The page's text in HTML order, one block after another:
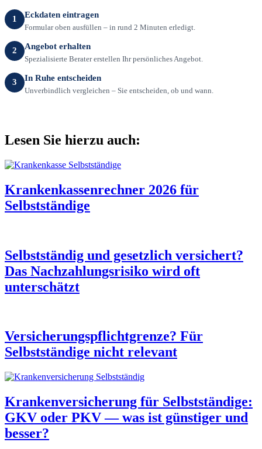
1 Eckdaten eintragen
Formular oben ausfüllen – in rund 2 Minuten erledigt.
2 Angebot erhalten
Spezialisierte Berater erstellen Ihr persönliches Angebot.
3 In Ruhe entscheiden
Unverbindlich vergleichen – Sie entscheiden, ob und wann.
Lesen Sie hierzu auch:
Krankenkassenrechner 2026 für
Selbstständige
Selbstständig und gesetzlich versichert?
Das Nachzahlungsrisiko wird oft
unterschätzt
Versicherungspflichtgrenze? Für
Selbstständige nicht relevant
Krankenversicherung für Selbstständige:
GKV oder PKV — was ist günstiger und
besser?